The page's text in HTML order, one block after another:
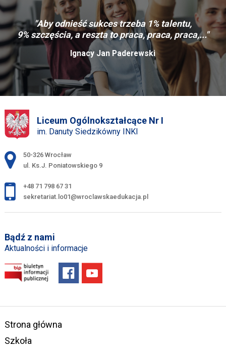
"Aby odnieść sukces trzeba 1% talentu,
9% szczęścia, a reszta to praca, praca, praca,..."
Ignacy Jan Paderewski
Liceum Ogólnokształcące Nr I
im. Danuty Siedzikówny INKI
Adres pocztowy:
50-326 Wrocław
ul. Ks.J. Poniatowskiego 9
+48 71 798 67 31
sekretariat.lo01@wroclawskaedukacja.pl
Bądź z nami
Aktualności i informacje
Strona główna
Szkoła